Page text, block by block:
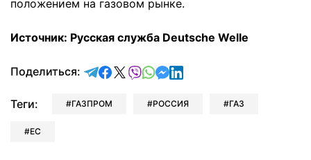
положением на газовом рынке.
Источник: Русская служба Deutsche Welle
Поделиться: отправить в Telegram
поделиться в Facebook
поделиться в X
отправить в Viber
отправить в Whatsapp
отправить в Messenger
отправить в LinkedIn
Теги: ГАЗПРОМ РОССИЯ ГАЗ
ЕС